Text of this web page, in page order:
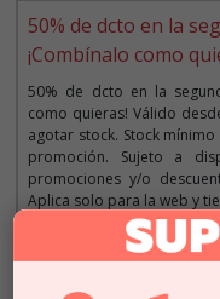
50% de dcto en la
¡Combínalo como
50% de dcto en la
como quieras! Válido
agotar stock. Stock
promoción. Sujeto a
promociones y/o
Aplica solo para la web y
Descripción